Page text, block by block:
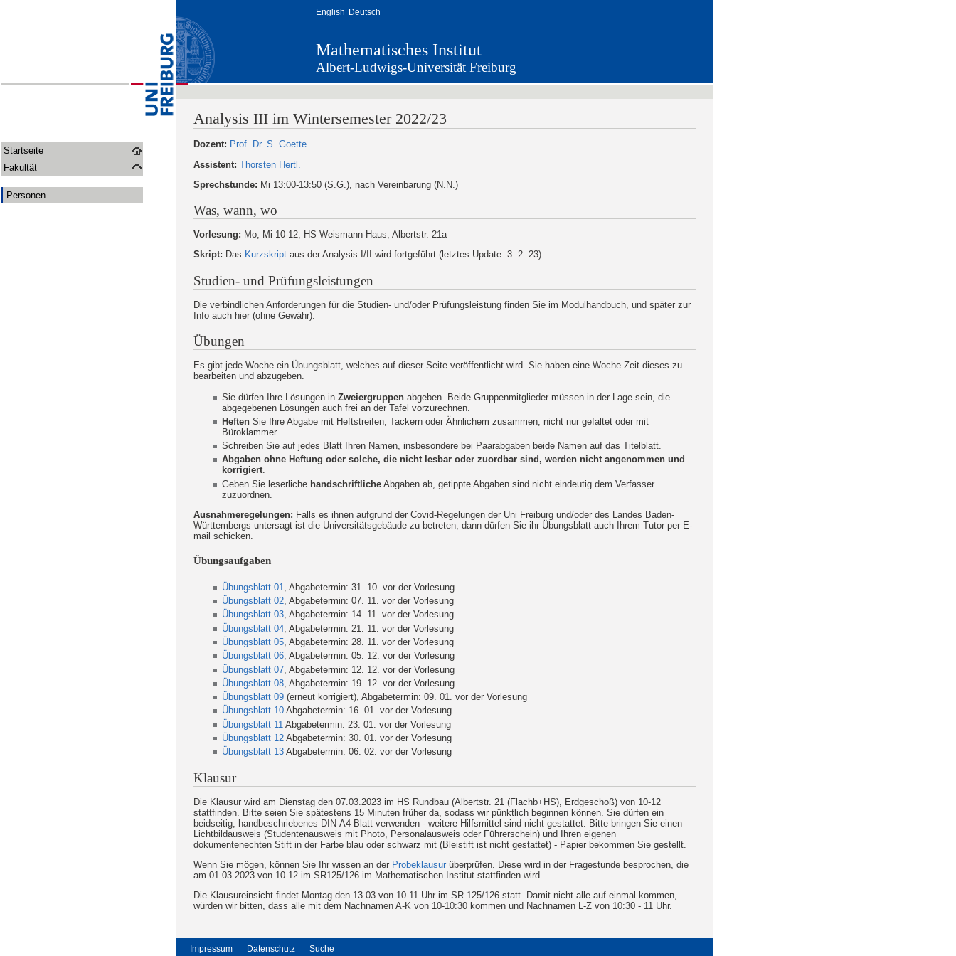
Startseite
Fakultät
Personen
English Deutsch
Mathematisches Institut
Albert-Ludwigs-Universität Freiburg
Analysis III im Wintersemester 2022/23
Dozent: Prof. Dr. S. Goette
Assistent: Thorsten Hertl.
Sprechstunde: Mi 13:00-13:50 (S.G.), nach Vereinbarung (N.N.)
Was, wann, wo
Vorlesung: Mo, Mi 10-12, HS Weismann-Haus, Albertstr. 21a
Skript: Das Kurzskript aus der Analysis I/II wird fortgeführt (letztes Update: 3. 2. 23).
Studien- und Prüfungsleistungen
Die verbindlichen Anforderungen für die Studien- und/oder Prüfungsleistung finden Sie im Modulhandbuch, und später zur
Info auch hier (ohne Gewáhr).
Übungen
Es gibt jede Woche ein Übungsblatt, welches auf dieser Seite veröffentlicht wird. Sie haben eine Woche Zeit dieses zu
bearbeiten und abzugeben.
Sie dürfen Ihre Lösungen in Zweiergruppen abgeben. Beide Gruppenmitglieder müssen in der Lage sein, die
abgegebenen Lösungen auch frei an der Tafel vorzurechnen.
Heften Sie Ihre Abgabe mit Heftstreifen, Tackern oder Ähnlichem zusammen, nicht nur gefaltet oder mit
Büroklammer.
Schreiben Sie auf jedes Blatt Ihren Namen, insbesondere bei Paarabgaben beide Namen auf das Titelblatt.
Abgaben ohne Heftung oder solche, die nicht lesbar oder zuordbar sind, werden nicht angenommen und
korrigiert.
Geben Sie leserliche handschriftliche Abgaben ab, getippte Abgaben sind nicht eindeutig dem Verfasser
zuzuordnen.
Ausnahmeregelungen: Falls es ihnen aufgrund der Covid-Regelungen der Uni Freiburg und/oder des Landes Baden-
Württembergs untersagt ist die Universitätsgebäude zu betreten, dann dürfen Sie ihr Übungsblatt auch Ihrem Tutor per E-
mail schicken.
Übungsaufgaben
Übungsblatt 01
, Abgabetermin: 31. 10. vor der Vorlesung
Übungsblatt 02, Abgabetermin: 07. 11. vor der Vorlesung
Übungsblatt 03, Abgabetermin: 14. 11. vor der Vorlesung
Übungsblatt 04 , Abgabetermin: 21. 11. vor der Vorlesung
Übungsblatt 05 , Abgabetermin: 28. 11. vor der Vorlesung
Übungsblatt 06, Abgabetermin: 05. 12. vor der Vorlesung
Übungsblatt 07 , Abgabetermin: 12. 12. vor der Vorlesung
Übungsblatt 08 , Abgabetermin: 19. 12. vor der Vorlesung
Übungsblatt 09 (erneut korrigiert), Abgabetermin: 09. 01. vor der Vorlesung
Übungsblatt 10 Abgabetermin: 16. 01. vor der Vorlesung
Übungsblatt 11 Abgabetermin: 23. 01. vor der Vorlesung
Übungsblatt 12 Abgabetermin: 30. 01. vor der Vorlesung
Übungsblatt 13 Abgabetermin: 06. 02. vor der Vorlesung
Klausur
Die Klausur wird am Dienstag den 07.03.2023 im HS Rundbau (Albertstr. 21 (Flachb+HS), Erdgeschoß) von 10-12
stattfinden. Bitte seien Sie spätestens 15 Minuten früher da, sodass wir pünktlich beginnen können. Sie dürfen ein
beidseitig, handbeschriebenes DIN-A4 Blatt verwenden - weitere Hilfsmittel sind nicht gestattet. Bitte bringen Sie einen
Lichtbildausweis (Studentenausweis mit Photo, Personalausweis oder Führerschein) und Ihren eigenen
dokumentenechten Stift in der Farbe blau oder schwarz mit (Bleistift ist nicht gestattet) - Papier bekommen Sie gestellt.
Wenn Sie mögen, können Sie Ihr wissen an der Probeklausur überprüfen. Diese wird in der Fragestunde besprochen, die
am 01.03.2023 von 10-12 im SR125/126 im Mathematischen Institut stattfinden wird.
Die Klausureinsicht findet Montag den 13.03 von 10-11 Uhr im SR 125/126 statt. Damit nicht alle auf einmal kommen,
würden wir bitten, dass alle mit dem Nachnamen A-K von 10-10:30 kommen und Nachnamen L-Z von 10:30 - 11 Uhr.
Impressum Datenschutz Suche